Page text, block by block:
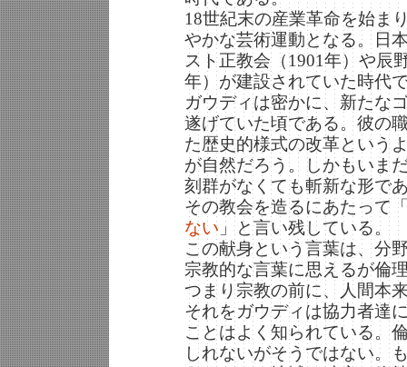
18世紀末の産業革命を始ま
やかな芸術運動となる。日
スト正教会（1901年）や辰
年）が建設されていた時代
ガウディは密かに、新たな
遂げていた頃である。彼の
た歴史的様式の改革という
が自然だろう。しかもいま
刻群がなくても斬新な形で
その教会を造るにあたって
ない 」と言い残している。
この献身という言葉は、分
宗教的な言葉に思えるが倫
つまり宗教の前に、人間本
それをガウディは協力者達
ことはよく知られている。
しれないがそうではない。